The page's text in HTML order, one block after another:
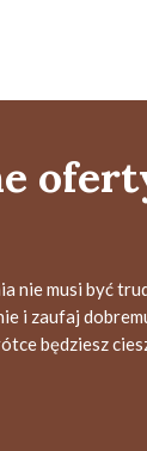
nie musi być
i zaufaj
będziesz